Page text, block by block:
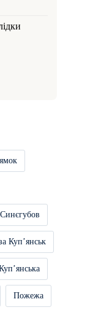
Купʼянськ
Пожежа